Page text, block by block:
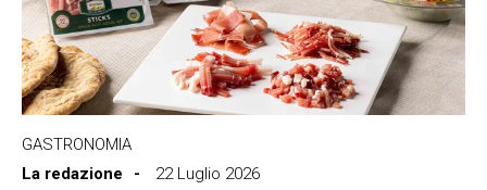
GASTRONOMIA
La redazione
22 Luglio 2026